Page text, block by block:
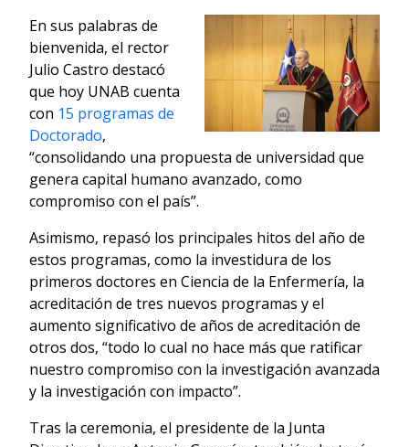
En sus palabras de
bienvenida, el rector
Julio Castro destacó
que hoy UNAB cuenta
con 15 programas de
Doctorado,
“consolidando una propuesta de universidad que
genera capital humano avanzado, como
compromiso con el país”.
Asimismo, repasó los principales hitos del año de
estos programas, como la investidura de los
primeros doctores en Ciencia de la Enfermería, la
acreditación de tres nuevos programas y el
aumento significativo de años de acreditación de
otros dos, “todo lo cual no hace más que ratificar
nuestro compromiso con la investigación avanzada
y la investigación con impacto”.
Tras la ceremonia, el presidente de la Junta